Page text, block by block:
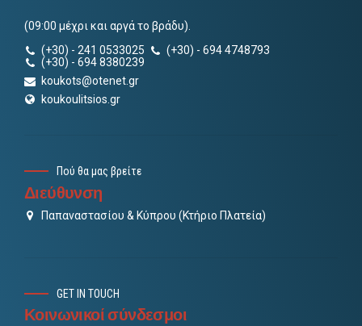
(09:00 μέχρι και αργά το βράδυ).
(+30) - 241 0533025
(+30) - 694 4748793
(+30) - 694 8380239
koukots@otenet.gr
koukoulitsios.gr
Πού θα μας βρείτε
Διεύθυνση
Παπαναστασίου & Κύπρου (Κτήριο Πλατεία)
GET IN TOUCH
Κοινωνικοί σύνδεσμοι